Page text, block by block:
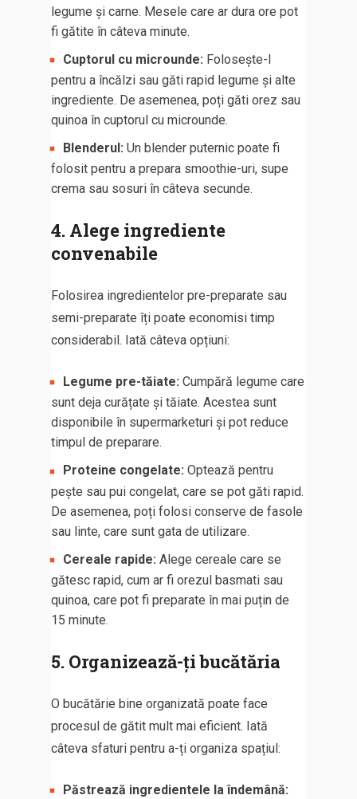
legume și carne. Mesele care ar dura ore pot
fi gătite în câteva minute.
Cuptorul cu microunde: Folosește-l
pentru a încălzi sau găti rapid legume și alte
ingrediente. De asemenea, poți găti orez sau
quinoa în cuptorul cu microunde.
Blenderul: Un blender puternic poate fi
folosit pentru a prepara smoothie-uri, supe
crema sau sosuri în câteva secunde.
4. Alege ingrediente
convenabile
Folosirea ingredientelor pre-preparate sau
semi-preparate îți poate economisi timp
considerabil. Iată câteva opțiuni:
Legume pre-tăiate: Cumpără legume care
sunt deja curățate și tăiate. Acestea sunt
disponibile în supermarketuri și pot reduce
timpul de preparare.
Proteine congelate: Optează pentru
pește sau pui congelat, care se pot găti rapid.
De asemenea, poți folosi conserve de fasole
sau linte, care sunt gata de utilizare.
Cereale rapide: Alege cereale care se
gătesc rapid, cum ar fi orezul basmati sau
quinoa, care pot fi preparate în mai puțin de
15 minute.
5. Organizează-ți bucătăria
O bucătărie bine organizată poate face
procesul de gătit mult mai eficient. Iată
câteva sfaturi pentru a-ți organiza spațiul:
Păstrează ingredientele la îndemână: